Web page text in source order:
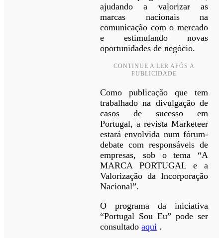
ajudando a valorizar as
marcas nacionais na
comunicação com o mercado
e estimulando novas
oportunidades de negócio.
CONTINUE A LER APÓS A
PUBLICIDADE
Como publicação que tem
trabalhado na divulgação de
casos de sucesso em
Portugal, a revista Marketeer
estará envolvida num fórum-
debate com responsáveis de
empresas, sob o tema “A
MARCA PORTUGAL e a
Valorização da Incorporação
Nacional”.
O programa da iniciativa
“Portugal Sou Eu” pode ser
consultadoaqui .